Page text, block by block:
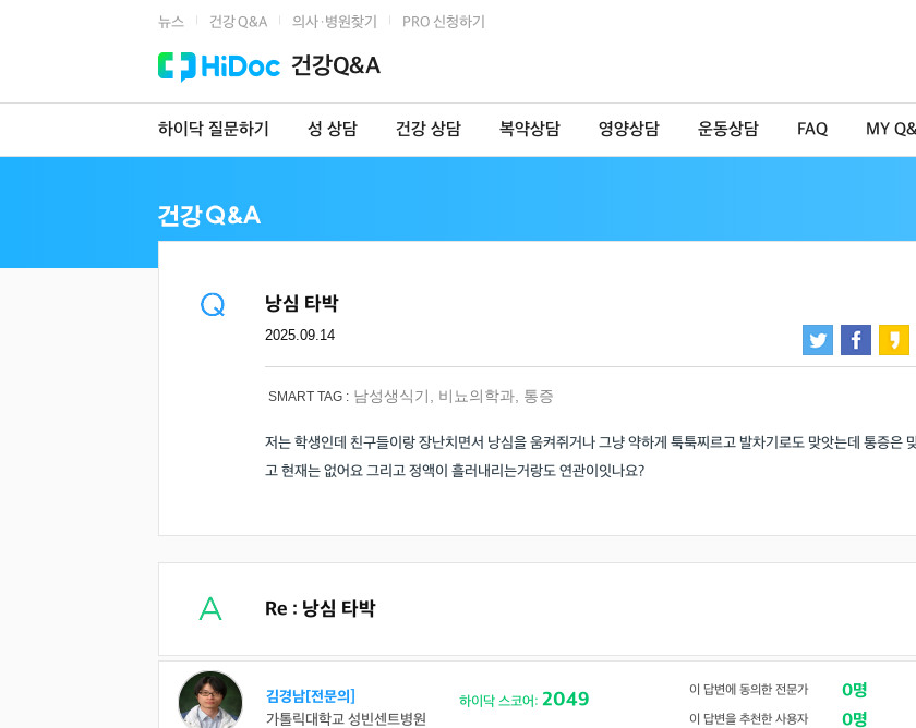
뉴스 건강 Q&A 의사·병원찾기 PRO 신청하기
건강Q&A
하이닥 질문하기 성 상담 건강 상담 복약상담 영양상담 운동상담 FAQ MY
낭심 타박
2025.09.14
SMART TAG : 남성생식기 비뇨의학과 통증
저는 학생인데 친구들이랑 장난치면서 낭심을 움켜쥐거나 그냥 약하게 툭툭찌르고 발차기로도 맞앗는데 통증은
고 현재는 없어요 그리고 정액이 흘러내리는거랑도 연관이잇나요?
Re : 낭심 타박
김경남[전문의]
가톨릭대학교 성빈센트병원
하이닥 스코어: 2049 이 답변에 동의한 전문가 0명
이 답변을 추천한 사용자 0명